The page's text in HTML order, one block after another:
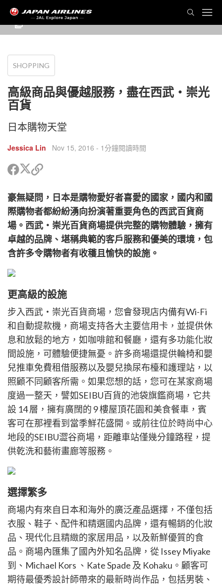
SHOPPING
高級商品與優越服務，盡在西武・崇光
百貨
日本購物天堂
Jessica Lin Nov 15, 2016 - 1分鐘閱讀時間
分
Facebook
分
享
Twitter
複
接
以
分
享
豪無疑問，日本是購物愛好者喜愛的國家，國内和國
際購物者都紛紛湧向扮演著重要角色的西武百貨商
場。西武・崇光百貨商場提供完整的購物體驗，擁有
卓越的品牌、堪稱典範的客戶服務和優美的環境，包
含許多令購物者有收穫且愉快的設施。
更高級的設施
步入西武・崇光百貨商場，您會發現店内備有Wi-Fi
和自動提款機，商場支持各大主要信用卡，並提供休
息和放鬆的地方，如咖啡館和餐廳，還有多功能化妝
間設施，可體驗便捷無憂。許多商場還提供輪椅和嬰
兒推車免費租借服務以及嬰兒換尿布檯和護理站，以
照顧不同顧客所需。如果您想的話，您可在某家商場
度過一整天，譬如SEIBU百貨的池袋旗鑑商場，它共
設 14 層，擁有廣闊的 9 樓屋頂花園和美食餐車，賓
客可在那裡看到當季鮮花盛開。或前往位於時尚中心
地段的SEIBU澀谷商場，距離車站僅幾分鐘路程，提
供乾洗和藝術畫廊等服務。
選擇繁多
商場内有來自日本和海外的廣泛產品選擇，不僅包括
衣服、鞋子、配件和精選國内品牌，還有暢銷的化妝
品、現代化且精緻的家居用品，以及新鮮優質的食
品。商場內匯集了國內外知名品牌，從 Issey Miyake
到、Michael Kors 、Kate Spade 及 Kohaku。顧客可
期待最優秀設計師帶來的最新時尚作品，包括男裝、